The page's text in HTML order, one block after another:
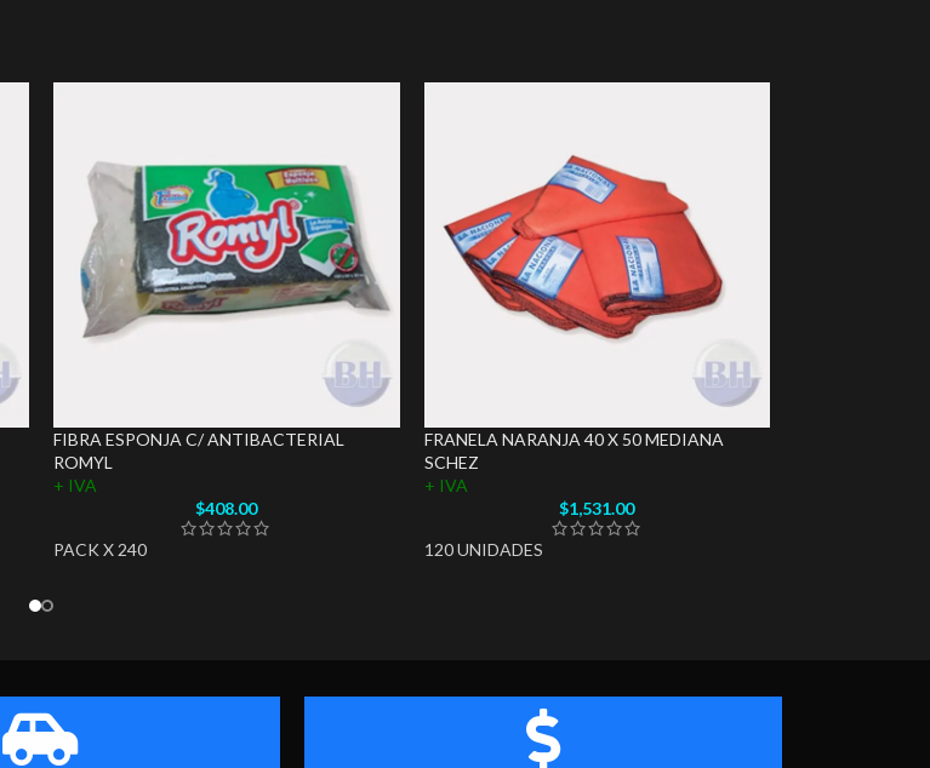
FIBRA ESPONJA C/ ANTIBACTERIAL
ROMYL
+ IVA
$408.00
PACK X 240
FRANELA NARANJA 40 X 50 MEDIANA
SCHEZ
+ IVA
$1,531.00
120 UNIDADES